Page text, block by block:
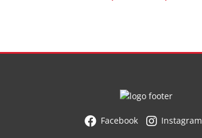
Facebook Instagram